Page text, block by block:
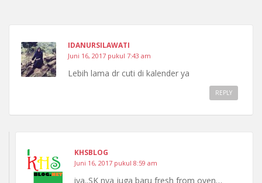
IDANURSILAWATI
Juni 16, 2017 pukul 7:43 am
Lebih lama dr cuti di kalender ya
REPLY
KHSBLOG
Juni 16, 2017 pukul 8:59 am
iya..SK nya juga baru fresh from oven…